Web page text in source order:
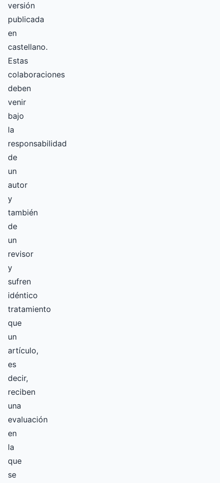
versión
publicada
en
castellano.
Estas
colaboraciones
deben
venir
bajo
la
responsabilidad
de
un
autor
y
también
de
un
revisor
y
sufren
idéntico
tratamiento
que
un
artículo,
es
decir,
reciben
una
evaluación
en
la
que
se